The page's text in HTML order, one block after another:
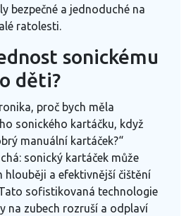
bezpečné a jednoduché na
ratolesti.
sonickému
děti?
proč bych měla
sonického kartáčku, když
manuální kartáček?“
sonický kartáček může
hlouběji a efektivnější čištění
sofistikovaná technologie
na zubech rozruší a odplaví